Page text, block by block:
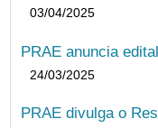
03/04/2025
PRAE anuncia
24/03/2025
PRAE divulga o